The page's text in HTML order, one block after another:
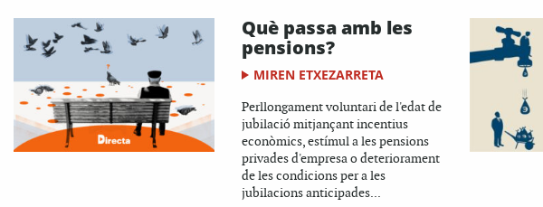
Què passa amb les
pensions?
MIREN ETXEZARRETA
Perllongament voluntari de l'edat de
jubilació mitjançant incentius
econòmics, estímul a les pensions
privades d'empresa o deteriorament
de les condicions per a les
jubilacions anticipades...